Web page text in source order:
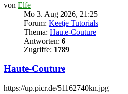
von Elfe
Mo 3. Aug 2026, 21:25
Forum: Keetje Tutorials
Thema: Haute-Couture
Antworten: 6
Zugriffe: 1789
Haute-Couture
https://up.picr.de/51162740kn.jpg